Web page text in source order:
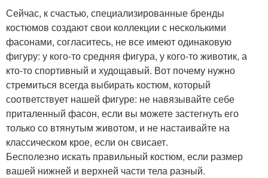
Сейчас, к счастью, специализированные бренды
костюмов создают свои коллекции с несколькими
фасонами, согласитесь, не все имеют одинаковую
фигуру: у кого-то средняя фигура, у кого-то животик, а
кто-то спортивный и худощавый. Вот почему нужно
стремиться всегда выбирать костюм, который
соответствует нашей фигуре: не навязывайте себе
приталенный фасон, если вы можете застегнуть его
только со втянутым животом, и не настаивайте на
классическом крое, если он свисает.
Бесполезно искать правильный костюм, если размер
вашей нижней и верхней части тела разный.